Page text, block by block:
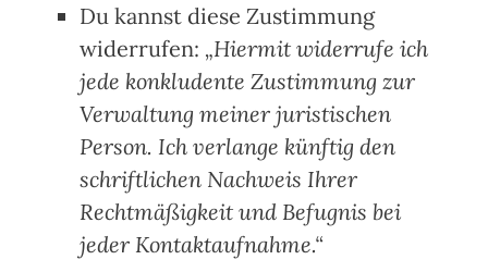
Du kannst diese Zustimmung
widerrufen: „Hiermit widerrufe ich
jede konkludente Zustimmung zur
Verwaltung meiner juristischen
Person. Ich verlange künftig den
schriftlichen Nachweis Ihrer
Rechtmäßigkeit und Befugnis bei
jeder Kontaktaufnahme.“